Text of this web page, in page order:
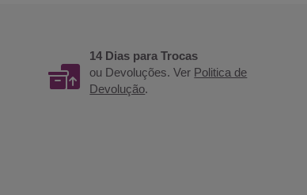
14 Dias para Trocas
ou Devoluções. Ver Politica de
Devolução.